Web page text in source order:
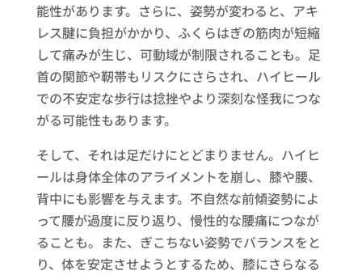
能性があります。さらに、姿勢が変わると、アキ
レス腱に負担がかかり、ふくらはぎの筋肉が短縮
して痛みが生じ、可動域が制限されることも。足
首の関節や靭帯もリスクにさらされ、ハイヒール
での不安定な歩行は捻挫やより深刻な怪我につな
がる可能性もあります。
そして、それは足だけにとどまりません。ハイヒ
ールは身体全体のアライメントを崩し、膝や腰、
背中にも影響を与えます。不自然な前傾姿勢によ
って腰が過度に反り返り、慢性的な腰痛につなが
ることも。また、ぎこちない姿勢でバランスをと
り、体を安定させようとするため、膝にさらなる